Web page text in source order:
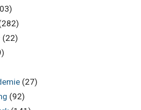
(22)
(27)
(92)